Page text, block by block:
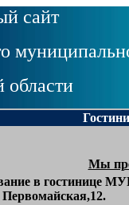
сайт
области
Мы
в гостинице